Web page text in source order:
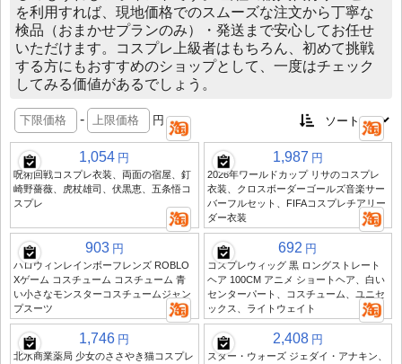
を利用すれば、現地価格でのスムーズな注文から丁寧な
検品（おまかせプランのみ）・発送まで安心してお任せ
いただけます。コスプレ上級者はもちろん、初めて挑戦
する方にもおすすめのショップとして、一度はチェック
してみる価値があるでしょう。
- 円
1,054 円
呪術回戦コスプレ衣装、両面の宿屋、釘
崎野薔薇、虎杖雄司、伏黒恵、五条悟コ
スプレ
1,987 円
2026年ワールドカップ リサのコスプレ
衣装、クロスボーダーゴールズ音楽サー
バーフルセット、FIFAコスプレチアリー
ダー衣装
903 円
ハロウィンレインボーフレンズ ROBLO
Xゲーム コスチューム コスチューム 青
い小さなモンスターコスチュームジャン
プスーツ
692 円
コスプレウィッグ 黒 ロングストレート
ヘア 100CM アニメ ショートヘア、白い
センターパート、コスチューム、ユニセ
ックス、ライトウェイト
1,746 円
北水商業薬局 少女のささやき猫コスプレ
2,408 円
スター・ウォーズ ジェダイ・アナキン、